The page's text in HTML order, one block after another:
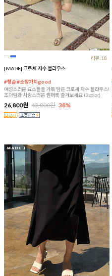
리뷰:18
[MADE] 크로셰 자수 블라우스
#청순 #소장가치good
여성스러운 요소들을 가득 담은 크로셰 자수 블라우스!
조아맘과 사랑스러운 썸머룩 즐겨보세요 (2color)
26,800원 43,000원 38%